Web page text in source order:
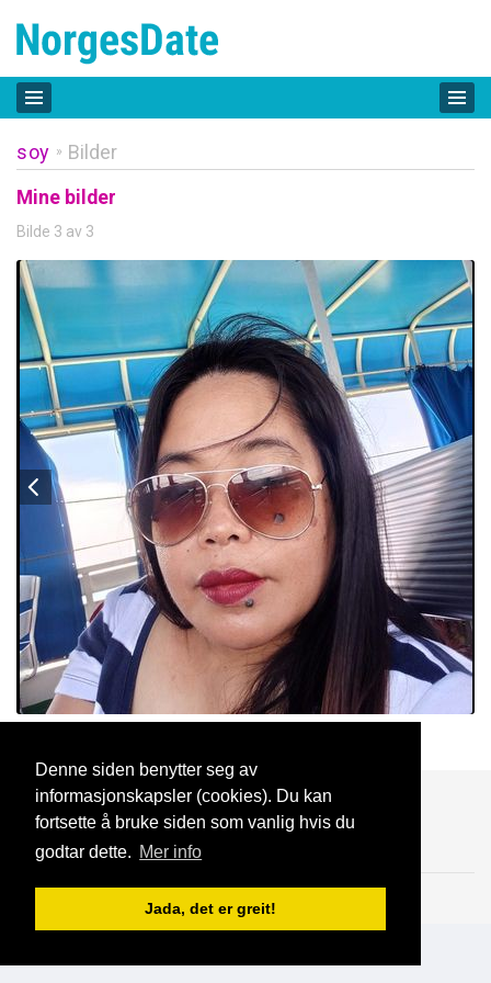
Denne siden benytter seg av
informasjonskapsler (cookies). Du kan
fortsette å bruke siden som vanlig hvis du
godtar dette. Mer info
Jada, det er greit!
soy » Bilder
Mine bilder
Bilde 3 av 3
Blogg Support Kontakt oss